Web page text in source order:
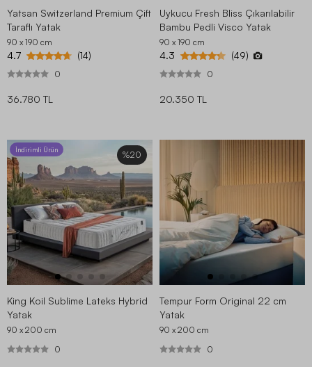
Yatsan Switzerland Premium Çift
Taraflı Yatak
90 x 190 cm
4.7 (14)
0
36.780 TL
Uykucu Fresh Bliss Çıkarılabilir
Bambu Pedli Visco Yatak
90 x 190 cm
4.3 (49)
0
20.350 TL
%20
İndirimli Ürün
King Koil Sublime Lateks Hybrid
Yatak
90 x 200 cm
0
Tempur Form Original 22 cm
Yatak
90 x 200 cm
0